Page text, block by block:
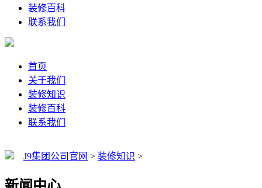
装修百科
联系我们
首页
关于我们
装修知识
装修百科
联系我们
J9集团公司官网 > 装修知识 >